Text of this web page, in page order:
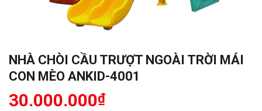
NHÀ CHÒI CẦU TRƯỢT NGOÀI TRỜI MÁI
CON MÈO ANKID-4001
30.000.000₫